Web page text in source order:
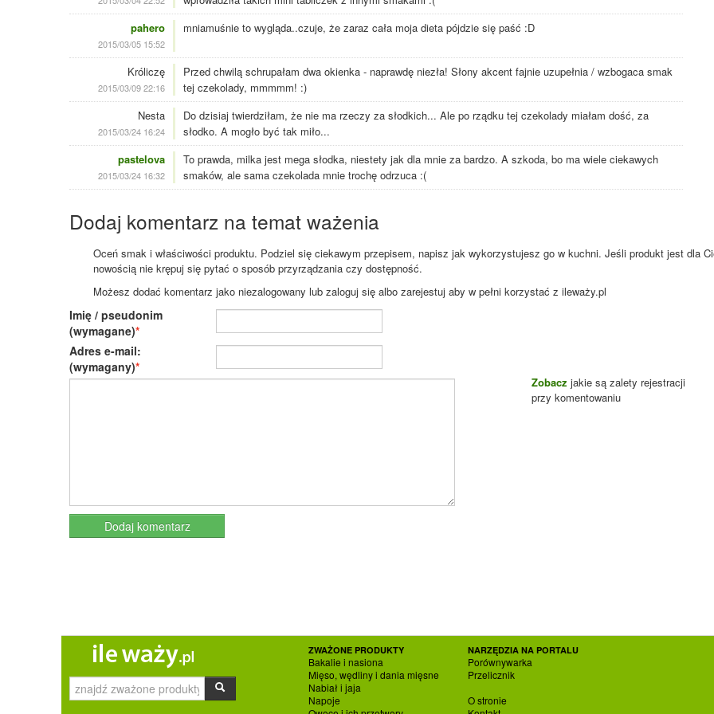
pahero
2015/03/05 15:52
mniamuśnie to wygląda..czuje, że zaraz cała moja dieta pójdzie się paść :D
Króliczę
2015/03/09 22:16
Przed chwilą schrupałam dwa okienka - naprawdę niezła! Słony akcent fajnie uzupełnia / wzbogaca smak
tej czekolady, mmmmm! :)
Nesta
2015/03/24 16:24
Do dzisiaj twierdziłam, że nie ma rzeczy za słodkich... Ale po rządku tej czekolady miałam dość, za
słodko. A mogło być tak miło...
pastelova
2015/03/24 16:32
To prawda, milka jest mega słodka, niestety jak dla mnie za bardzo. A szkoda, bo ma wiele ciekawych
smaków, ale sama czekolada mnie trochę odrzuca :(
Dodaj komentarz na temat ważenia
Oceń smak i właściwości produktu. Podziel się ciekawym przepisem, napisz jak wykorzystujesz go w kuchni. Jeśli produkt jest dla
nowością nie krępuj się pytać o sposób przyrządzania czy dostępność.
Możesz dodać komentarz jako niezalogowany lub zaloguj się albo zarejestuj aby w pełni korzystać z ileważy.pl
Imię / pseudonim
(wymagane)
Adres e-mail:
(wymagany)
Zobacz jakie są zalety rejestracji
przy komentowaniu
ZWAŻONE PRODUKTY
Bakalie i nasiona
Mięso, wędliny i dania mięsne
Nabiał i jaja
Napoje
NARZĘDZIA NA PORTALU
Porównywarka
Przelicznik
O stronie